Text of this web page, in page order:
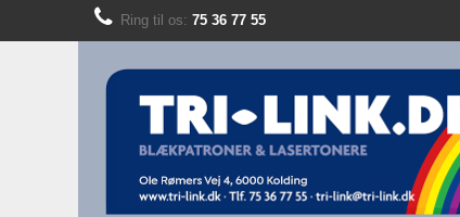
Ring til os: 75 36 77 55